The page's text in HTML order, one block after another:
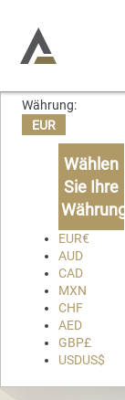
Währung:
EUR
Wählen
Sie Ihre
Währung
EUR€
AUD
CAD
MXN
CHF
AED
GBP£
USDUS$